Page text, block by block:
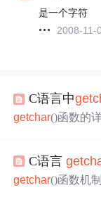
是一个字符
2008-11-
C语言中
getchar()函数的
C语言
getchar()函数机